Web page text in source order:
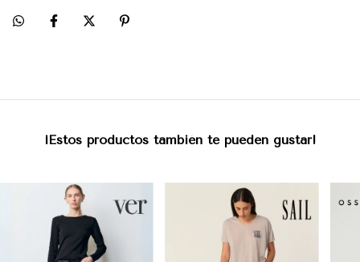
¡Estos productos también te pueden gustar!